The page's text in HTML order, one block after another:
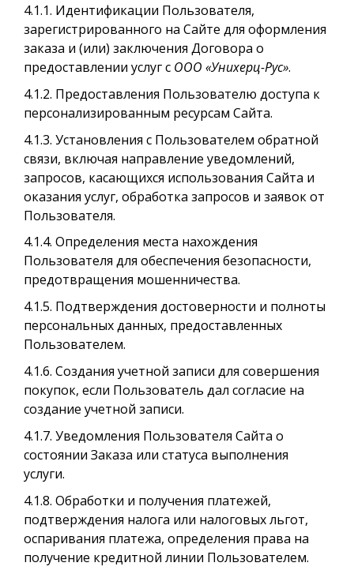
4.1.1. Идентификации Пользователя,
зарегистрированного на Сайте для оформления
заказа и (или) заключения Договора о
предоставлении услуг с ООО «Унихерц-Рус».
4.1.2. Предоставления Пользователю доступа к
персонализированным ресурсам Сайта.
4.1.3. Установления с Пользователем обратной
связи, включая направление уведомлений,
запросов, касающихся использования Сайта и
оказания услуг, обработка запросов и заявок от
Пользователя.
4.1.4. Определения места нахождения
Пользователя для обеспечения безопасности,
предотвращения мошенничества.
4.1.5. Подтверждения достоверности и полноты
персональных данных, предоставленных
Пользователем.
4.1.6. Создания учетной записи для совершения
покупок, если Пользователь дал согласие на
создание учетной записи.
4.1.7. Уведомления Пользователя Сайта о
состоянии Заказа или статуса выполнения
услуги.
4.1.8. Обработки и получения платежей,
подтверждения налога или налоговых льгот,
оспаривания платежа, определения права на
получение кредитной линии Пользователем.